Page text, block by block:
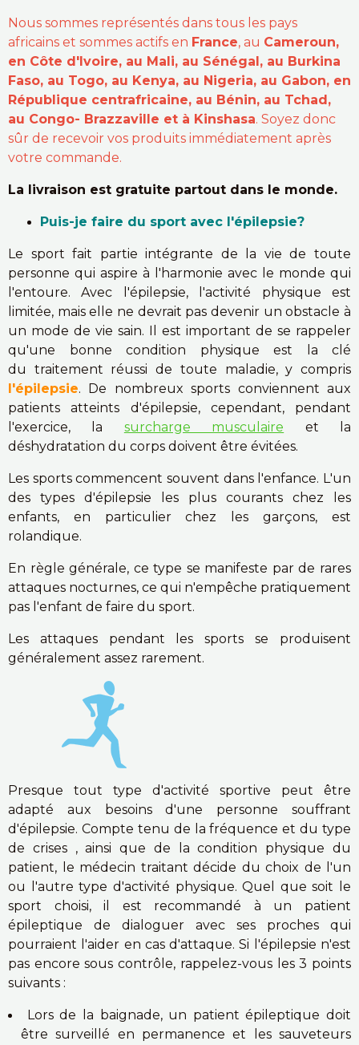
Nous sommes représentés dans tous les pays
africains et sommes actifs en France, au Cameroun,
en Côte d'Ivoire, au Mali, au Sénégal, au Burkina
Faso, au Togo, au Kenya, au Nigeria, au Gabon, en
République centrafricaine, au Bénin, au Tchad,
au Congo- Brazzaville et à Kinshasa. Soyez donc
sûr de recevoir vos produits immédiatement après
votre commande.
La livraison est gratuite partout dans le monde.
Puis-je faire du sport avec l'épilepsie?
Le sport fait partie intégrante de la vie de toute
personne qui aspire à l'harmonie avec le monde qui
l'entoure. Avec l'épilepsie, l'activité physique est
limitée, mais elle ne devrait pas devenir un obstacle à
un mode de vie sain. Il est important de se rappeler
qu'une bonne condition physique est la clé
du traitement réussi de toute maladie, y compris
l'épilepsie. De nombreux sports conviennent aux
patients atteints d'épilepsie, cependant, pendant
l'exercice, la surcharge musculaire et la
déshydratation du corps doivent être évitées.
Les sports commencent souvent dans l'enfance. L'un
des types d'épilepsie les plus courants chez les
enfants, en particulier chez les garçons, est
rolandique.
En règle générale, ce type se manifeste par de rares
attaques nocturnes, ce qui n'empêche pratiquement
pas l'enfant de faire du sport.
Les attaques pendant les sports se produisent
généralement assez rarement.
Presque tout type d'activité sportive peut être
adapté aux besoins d'une personne souffrant
d'épilepsie. Compte tenu de la fréquence et du type
de crises , ainsi que de la condition physique du
patient, le médecin traitant décide du choix de l'un
ou l'autre type d'activité physique. Quel que soit le
sport choisi, il est recommandé à un patient
épileptique de dialoguer avec ses proches qui
pourraient l'aider en cas d'attaque. Si l'épilepsie n'est
pas encore sous contrôle, rappelez-vous les 3 points
suivants :
Lors de la baignade, un patient épileptique doit
être surveillé en permanence et les sauveteurs